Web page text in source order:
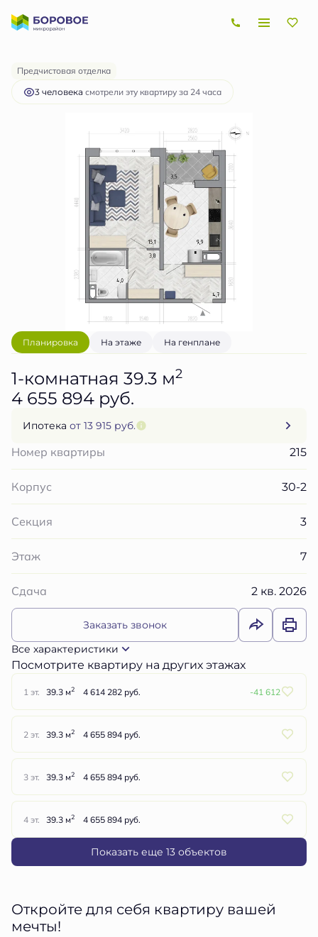
1-комнатная39.3 м 4 655 894 руб.
Ипотекаот 13 915 руб.
Предчистовая отделка
3 человекa смотрели эту квартиру за 24 часа
Планировка На этаже На генплане
1-комнатная 39.3 м2
4 655 894 руб.
Ипотека от 13 915 руб.
Номер квартиры 215
Корпус 30-2
Секция 3
Этаж 7
Сдача 2 кв. 2026
Заказать звонок
Все характеристики
Посмотрите квартиру на других этажах
1 эт. 39.3 м2 4 614 282 руб. -41 612
2 эт. 39.3 м2 4 655 894 руб.
3 эт. 39.3 м2 4 655 894 руб.
4 эт. 39.3 м2 4 655 894 руб.
Показать еще 13 объектов
Откройте для себя квартиру вашей
мечты!